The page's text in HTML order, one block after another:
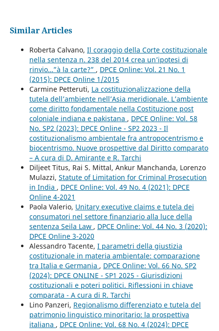
Similar Articles
Roberta Calvano, Il coraggio della Corte costituzionale
nella sentenza n. 238 del 2014 crea un’ipotesi di
rinvio…”à la carte?” , DPCE Online: Vol. 21 No. 1
(2015): DPCE Online 1/2015
Carmine Petteruti, La costituzionalizzazione della
tutela dell’ambiente nell’Asia meridionale. L’ambiente
come diritto fondamentale nella Costituzione post
coloniale indiana e pakistana , DPCE Online: Vol. 58
No. SP2 (2023): DPCE Online - SP2 2023 - Il
costituzionalismo ambientale fra antropocentrismo e
biocentrismo. Nuove prospettive dal Diritto comparato
– A cura di D. Amirante e R. Tarchi
Diljeet Titus, Rai S. Mittal, Ankur Manchanda, Lorenzo
Mulazzi, Statute of Limitation for Criminal Prosecution
in India , DPCE Online: Vol. 49 No. 4 (2021): DPCE
Online 4-2021
Paola Valerio, Unitary executive claims e tutela dei
consumatori nel settore finanziario alla luce della
sentenza Seila Law , DPCE Online: Vol. 44 No. 3 (2020):
DPCE Online 3-2020
Alessandro Tacente, I parametri della giustizia
costituzionale in materia ambientale: comparazione
tra Italia e Germania , DPCE Online: Vol. 66 No. SP2
(2024): DPCE ONLINE - SP1 2025 - Giurisdizioni
costituzionali e poteri politici. Riflessioni in chiave
comparata - A cura di R. Tarchi
Lino Panzeri, Regionalismo differenziato e tutela del
patrimonio linguistico minoritario: la prospettiva
italiana , DPCE Online: Vol. 68 No. 4 (2024): DPCE